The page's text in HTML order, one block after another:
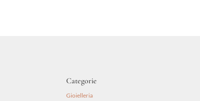
Categorie
Gioielleria